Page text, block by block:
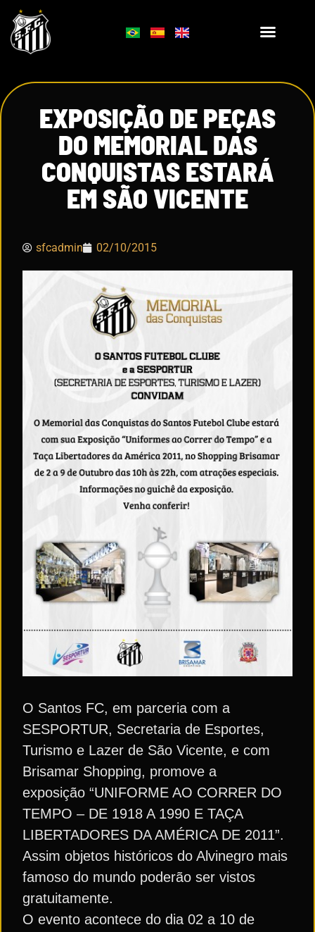
EXPOSIÇÃO DE PEÇAS
DO MEMORIAL DAS
CONQUISTAS ESTARÁ
EM SÃO VICENTE
sfcadmin 02/10/2015
O Santos FC, em parceria com a
SESPORTUR, Secretaria de Esportes,
Turismo e Lazer de São Vicente, e com
Brisamar Shopping, promove a
exposição “UNIFORME AO CORRER DO
TEMPO – DE 1918 A 1990 E TAÇA
LIBERTADORES DA AMÉRICA DE 2011”.
Assim objetos históricos do Alvinegro mais
famoso do mundo poderão ser vistos
gratuitamente.
O evento acontece do dia 02 a 10 de